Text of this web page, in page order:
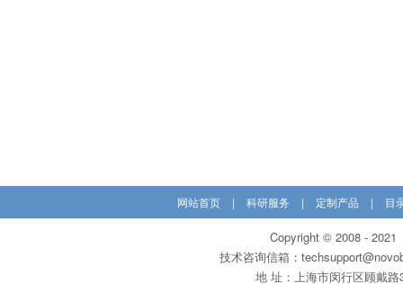
网站首页 | 科研服务 | 定制产品 | 目
Copyright © 2008 -
技术咨询信箱：
地 址：上海市闵行区顾戴